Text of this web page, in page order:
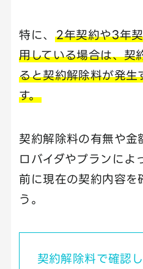
特に、 2年契約や3年
用している場合は、契
ると契約解除料が発生
す。
契約解除料の有無や金
ロバイダやプランによ
前に現在の契約内容を
う。
契約解除料で確認